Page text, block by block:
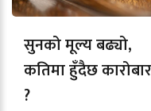
सुनको मूल्य बढ्यो,
कतिमा हुँदैछ कारोबार
?